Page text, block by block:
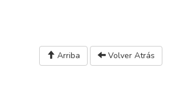
Arriba Volver Atrás